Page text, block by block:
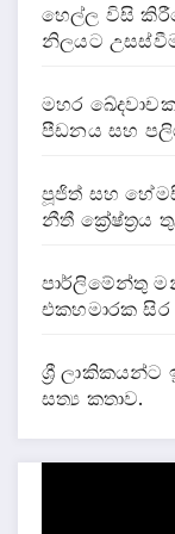
හෙල්ල විසි
නිලයට
මහර
පීඩනය සහ
පූජිත් සහ
නීතී ක්‍රේෂ්ත්‍රය
පාර්ලිමේන්තු
එකහමාරක සිර
ශ්‍රී ලාකිකයන්ට
සත්‍ය කතාව.